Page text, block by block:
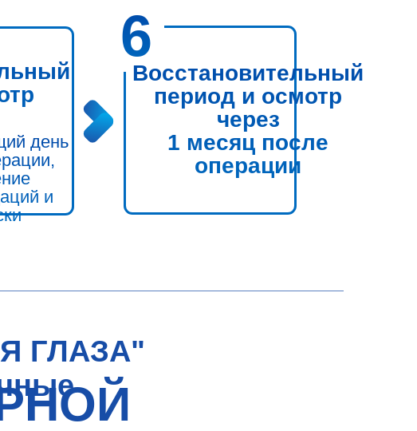
день
и
6
Восстановительный
период и осмотр
через
1 месяц после
операции
ГЛАЗА"